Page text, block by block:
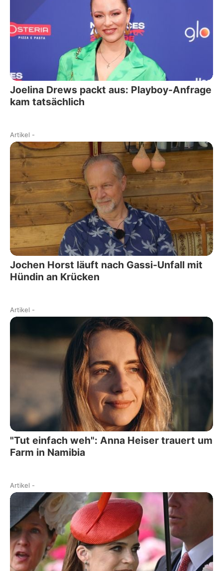
Joelina Drews packt aus: Playboy-Anfrage
kam tatsächlich
Artikel -
Jochen Horst läuft nach Gassi-Unfall mit
Hündin an Krücken
Artikel -
"Tut einfach weh": Anna Heiser trauert um
Farm in Namibia
Artikel -